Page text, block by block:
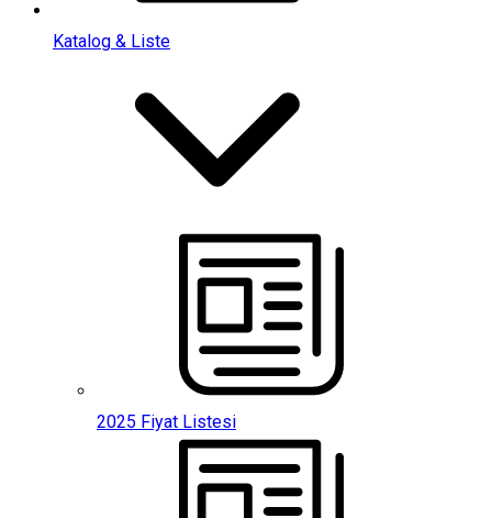
Katalog & Liste
2025 Fiyat Listesi